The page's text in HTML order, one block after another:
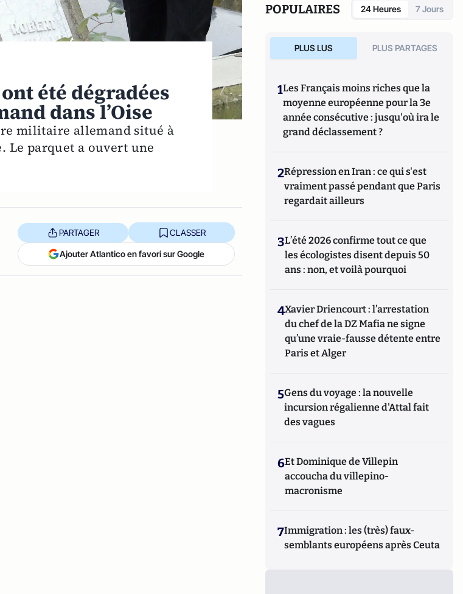
été dégradées
dans l’Oise
militaire allemand situé à
Le parquet a ouvert une
PARTAGER CLASSER
Ajouter Atlantico en favori sur Google
POPULAIRES 24 Heures 7 Jours
PLUS LUS PLUS PARTAGES
1Les Français moins riches que la
moyenne européenne pour la 3e
année consécutive : jusqu'où ira le
grand déclassement ?
2Répression en Iran : ce qui s'est
vraiment passé pendant que Paris
regardait ailleurs
3L’été 2026 confirme tout ce que
les écologistes disent depuis 50
ans : non, et voilà pourquoi
4Xavier Driencourt : l’arrestation
du chef de la DZ Mafia ne signe
qu’une vraie-fausse détente entre
Paris et Alger
5Gens du voyage : la nouvelle
incursion régalienne d'Attal fait
des vagues
6Et Dominique de Villepin
accoucha du villepino-
macronisme
7Immigration : les (très) faux-
semblants européens après Ceuta